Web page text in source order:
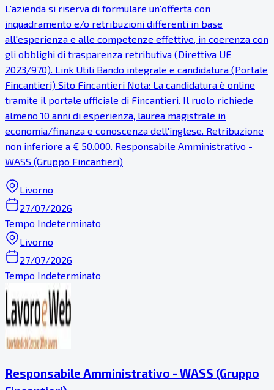
L'azienda si riserva di formulare un'offerta con
inquadramento e/o retribuzioni differenti in base
all'esperienza e alle competenze effettive, in coerenza con
gli obblighi di trasparenza retributiva (Direttiva UE
2023/970). Link Utili Bando integrale e candidatura (Portale
Fincantieri) Sito Fincantieri Nota: La candidatura è online
tramite il portale ufficiale di Fincantieri. Il ruolo richiede
almeno 10 anni di esperienza, laurea magistrale in
economia/finanza e conoscenza dell'inglese. Retribuzione
non inferiore a € 50.000. Responsabile Amministrativo -
WASS (Gruppo Fincantieri)
Livorno
27/07/2026
Tempo Indeterminato
Livorno
27/07/2026
Tempo Indeterminato
Responsabile Amministrativo - WASS (Gruppo